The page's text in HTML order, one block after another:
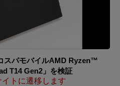
スパモバイルAMD Ryzen™
T14 Gen2」を検証
トに遷移します